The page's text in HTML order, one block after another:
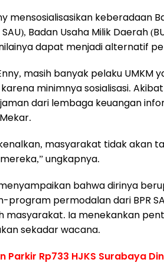
mensosialisasikan keberadaan
Badan Usaha Milik Daerah
dapat menjadi alternatif
masih banyak pelaku
karena minimnya sosialisasi.
dari lembaga keuangan
masyarakat tidak akan
ungkapnya.
bahwa dirinya
program permodalan dari BPR
masyarakat. Ia menekankan
sekadar wacana.
Parkir Rp733 HJKS Surabaya